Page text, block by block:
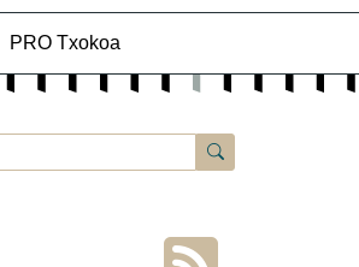
PRO Txokoa